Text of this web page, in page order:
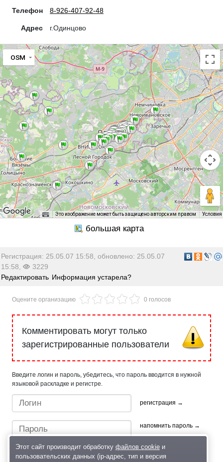
Телефон
8-926-407-92-48
Адрес г.Одинцово
OSM
Это изображение может быть защищено авторским правом Условия
Регистрация: 25.05.07 15:58, обновлено: 25.05.07
15:58,
3229
Редактировать Информация устарела?
Оцените организацию 0 голосов
Комментировать могут только
зарегистрированные пользователи
Введите логин и пароль, убедитесь, что пароль вводится в нужной
языковой раскладке и регистре.
регистрация →
напомнить пароль →
Этот сайт производит обработку файлов cookieи
пользовательских данных (ip-адрес, тип и версия